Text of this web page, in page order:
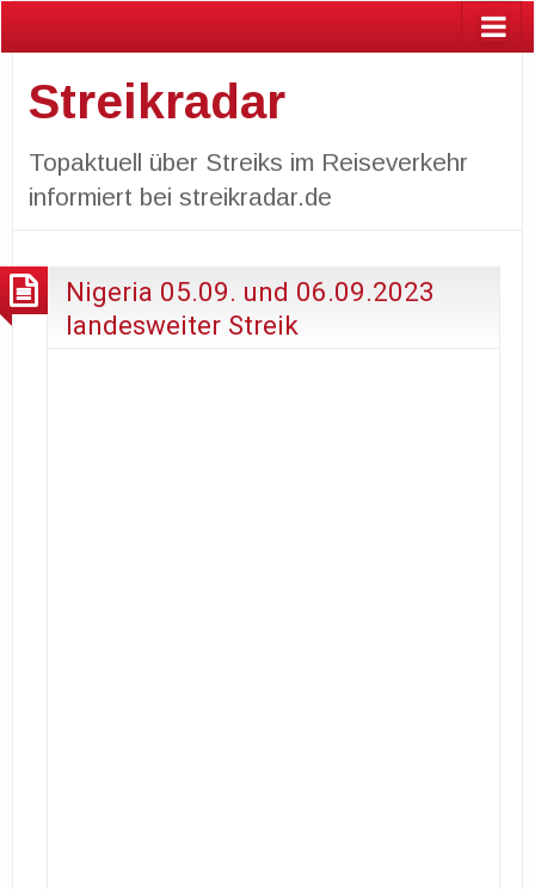
Streikradar
Topaktuell über Streiks im Reiseverkehr
informiert bei streikradar.de
Nigeria 05.09. und 06.09.2023
landesweiter Streik